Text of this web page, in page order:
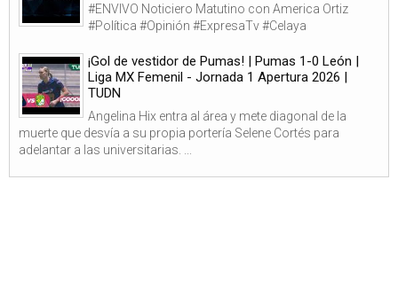
#ENVIVO Noticiero Matutino con America Ortiz
#Política #Opinión #ExpresaTv #Celaya
¡Gol de vestidor de Pumas! | Pumas 1-0 León |
Liga MX Femenil - Jornada 1 Apertura 2026 |
TUDN
Angelina Hix entra al área y mete diagonal de la
muerte que desvía a su propia portería Selene Cortés para
adelantar a las universitarias. ...